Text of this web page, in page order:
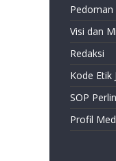
Pedoman
Visi dan
Redaksi
Kode Etik
SOP
Profil